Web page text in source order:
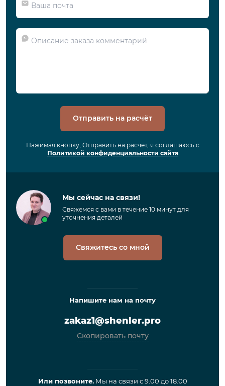
Отправить на расчёт
Нажимая кнопку, Отправить на расчёт, я соглашаюсь с
Политикой конфиденциальности сайта
Мы сейчас на связи!
Свяжемся с вами в течение 10 минут для
уточнения деталей
Свяжитесь со мной
Напишите нам на почту
zakaz1@shenler.pro
Скопировать почту
Или позвоните.Мы на связи с 9.00 до 18.00